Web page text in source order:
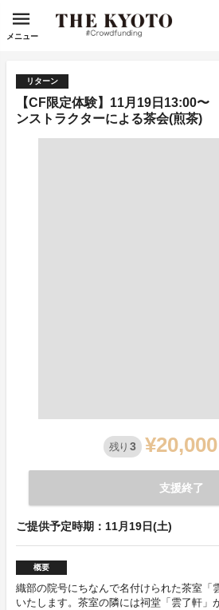
メニュー
リターン
【CF限定体験】11月19日13:00
ンストラクターによる茶会(煎茶)
残り 3 ¥20,000
支援終了
ご提供予定時期：11月19日(土)
概要
織部の院号にちなんで名付けられた茶室「
いたします。茶室の隣には祠堂「雲了軒」